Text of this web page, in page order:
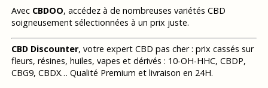
Avec CBDOO, accédez à de nombreuses variétés CBD
soigneusement sélectionnées à un prix juste.
CBD Discounter, votre expert CBD pas cher : prix cassés sur
fleurs, résines, huiles, vapes et dérivés : 10-OH-HHC, CBDP,
CBG9, CBDX… Qualité Premium et livraison en 24H.